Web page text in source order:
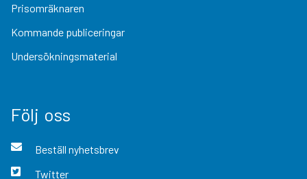
Prisomräknaren
Kommande publiceringar
Undersökningsmaterial
Följ oss
Beställ nyhetsbrev
Twitter